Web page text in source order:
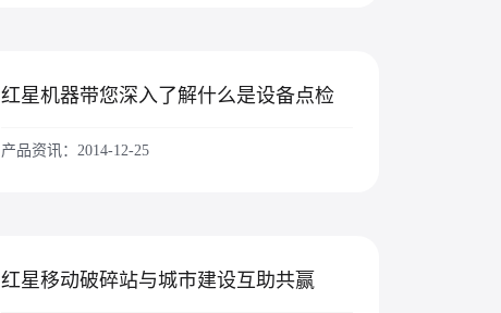
红星机器带您深入了解什么是设备点检
产品资讯：2014-12-25
红星移动破碎站与城市建设互助共赢